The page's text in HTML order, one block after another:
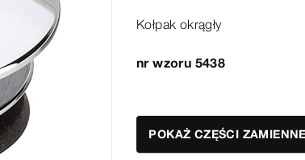
Kołpak okrągły
nr wzoru 5438
POKAŻ CZĘŚCI ZAMIENNE